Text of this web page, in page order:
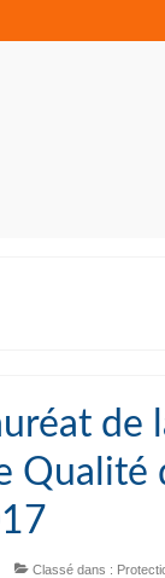
de
Qualité
Classé dans :